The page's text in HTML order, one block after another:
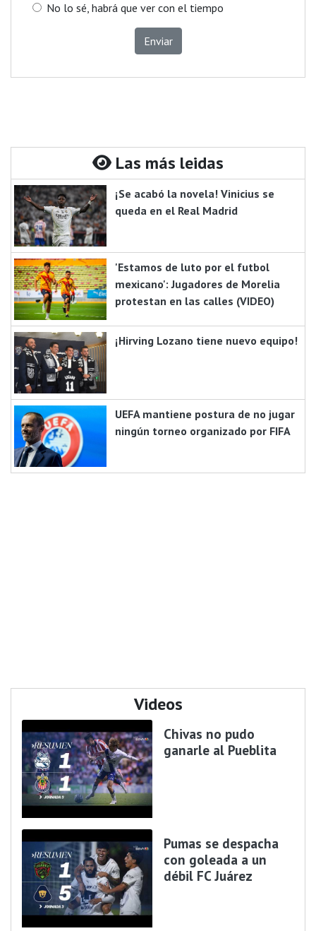
No lo sé, habrá que ver con el tiempo
Enviar
Las más leidas
¡Se acabó la novela! Vinicius se
queda en el Real Madrid
'Estamos de luto por el futbol
mexicano': Jugadores de Morelia
protestan en las calles (VIDEO)
¡Hirving Lozano tiene nuevo equipo!
UEFA mantiene postura de no jugar
ningún torneo organizado por FIFA
Videos
Chivas no pudo
ganarle al Pueblita
Pumas se despacha
con goleada a un
débil FC Juárez